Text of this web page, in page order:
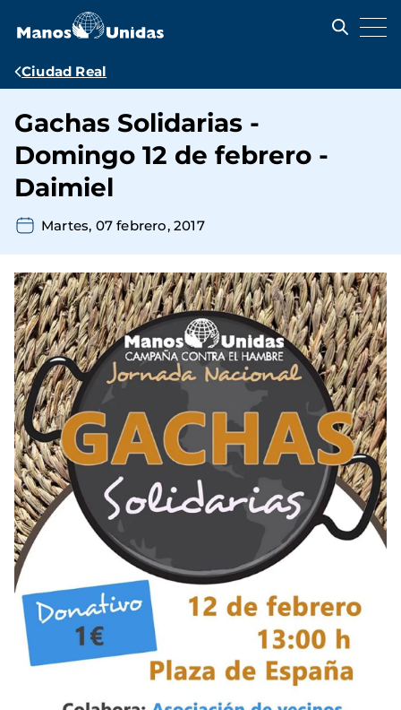
contenido
Ruta
navegación
Ciudad Real
Gachas Solidarias -
Domingo 12 de febrero -
Daimiel
Martes, 07 febrero, 2017